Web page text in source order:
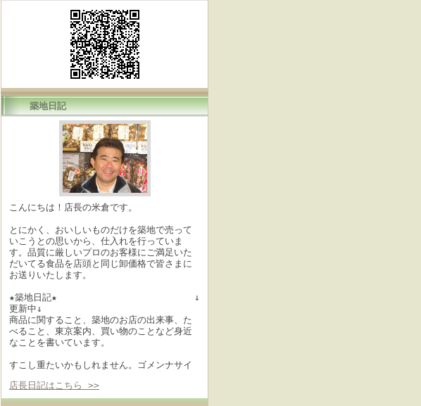
築地日記
こんにちは！店長の米倉です。
とにかく、おいしいものだけを築地で売って
いこうとの思いから、仕入れを行っていま
す。品質に厳しいプロのお客様にご満足いた
だいてる食品を店頭と同じ卸価格で皆さまに
お送りいたします。
★築地日記★ ↓
更新中↓
商品に関すること、築地のお店の出来事、た
べること、東京案内、買い物のことなど身近
なことを書いています。
すこし重たいかもしれません。ゴメンナサイ
店長日記はこちら >>